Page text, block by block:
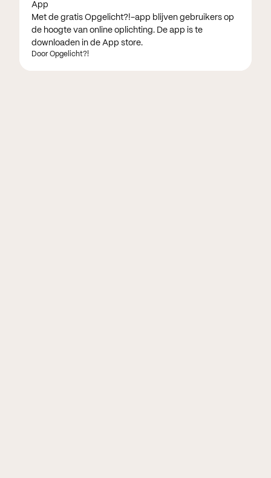
App
Met de gratis Opgelicht?!-app blijven gebruikers op
de hoogte van online oplichting. De app is te
downloaden in de App store.
Door Opgelicht?!